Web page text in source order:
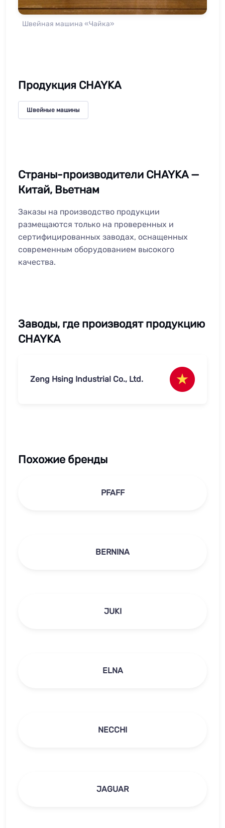
Швейная машина «Чайка»
Продукция CHAYKA
Швейные машины
Страны-производители CHAYKA —
Китай, Вьетнам
Заказы на производство продукции
размещаются только на проверенных и
сертифицированных заводах, оснащенных
современным оборудованием высокого
качества.
Заводы, где производят продукцию
CHAYKA
Zeng Hsing Industrial Co., Ltd.
Похожие бренды
PFAFF
BERNINA
JUKI
ELNA
NECCHI
JAGUAR